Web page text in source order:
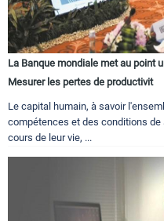
La Banque mondiale met au point
Mesurer les pertes de productivit
Le capital humain, à savoir
compétences et des conditions
cours de leur vie, ...